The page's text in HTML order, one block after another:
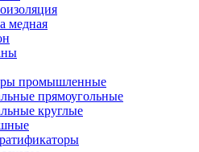
медная
промышленные
прямоугольные
круглые